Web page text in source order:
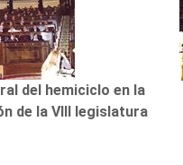
del hemiciclo en la
de la VIII legislatura